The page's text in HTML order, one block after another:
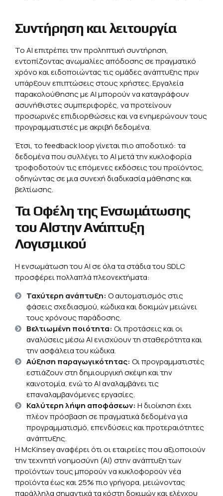
Συντήρηση και λειτουργία
Το ΑΙ επιτρέπει την προληπτική συντήρηση,
εντοπίζοντας ανωμαλίες απόδοσης σε πραγματικό
χρόνο και ειδοποιώντας τις ομάδες ανάπτυξης πριν
υπάρξουν επιπτώσεις στους χρήστες. Εργαλεία
παρακολούθησης με ΑΙ μπορούν να καταγράφουν
ασυνήθιστες συμπεριφορές, να προτείνουν
προσωρινές επιδιορθώσεις και να ενημερώνουν τους
προγραμματιστές με ακριβή δεδομένα.
Έτσι, το feedback loop γίνεται πιο αποδοτικό: τα
δεδομένα που συλλέγει το ΑΙ μετά την κυκλοφορία
τροφοδοτούν τις επόμενες εκδόσεις του προϊόντος,
οδηγώντας σε μια συνεχή διαδικασία μάθησης και
βελτίωσης.
Τα Οφέλη της Ενσωμάτωσης
του AIστην Ανάπτυξη
Λογισμικού
Η ενσωμάτωση του ΑΙ σε όλα τα στάδια του SDLC
προσφέρει πολλαπλά πλεονεκτήματα:
Ταχύτερη ανάπτυξη: Ο αυτοματισμός στις
φάσεις σχεδιασμού, κώδικα και δοκιμών μειώνει
τους χρόνους παράδοσης.
Βελτιωμένη ποιότητα: Οι προτάσεις και οι
αναλύσεις μέσω ΑΙ ενισχύουν τη σταθερότητα και
την ασφάλεια του κώδικα.
Αύξηση παραγωγικότητας: Οι προγραμματιστές
εστιάζουν στη δημιουργική σκέψη και την
καινοτομία, ενώ το ΑΙ αναλαμβάνει τις
επαναλαμβανόμενες εργασίες.
Καλύτερη λήψη αποφάσεων: Η διοίκηση έχει
πλέον πρόσβαση σε πραγματικά δεδομένα για
προγραμματισμό, επενδύσεις και προτεραιότητες
ανάπτυξης.
Η McKinsey αναφέρει ότι οι εταιρείες που αξιοποιούν
την τεχνητή νοημοσύνη (AI) στην ανάπτυξη των
προϊόντων τους μπορούν να κυκλοφορούν νέα
προϊόντα έως και 25% πιο γρήγορα, μειώνοντας
παράλληλα σημαντικά τα κόστη δοκιμών και ελέγχου